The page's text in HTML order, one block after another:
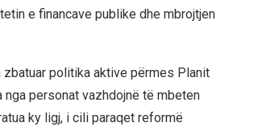
e financave publike dhe mbrojtjen
politika aktive përmes Planit
personat vazhdojnë të mbeten
ky ligj, i cili paraqet reformë